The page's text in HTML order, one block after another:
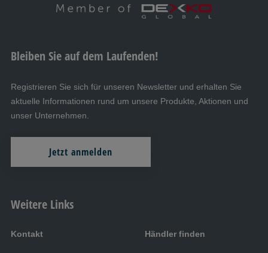
Weitere Links
Kontakt Händler finden
Bleiben Sie auf dem Laufenden!
Registrieren Sie sich für unseren Newsletter und erhalten Sie
aktuelle Informationen rund um unsere Produkte, Aktionen und
unser Unternehmen.
Jetzt anmelden